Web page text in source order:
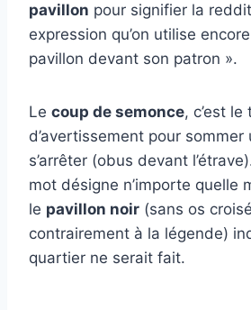
pavillon pour signifier la
expression qu’on utilise
pavillon devant son patron ».
Le coup de semonce, c’est le
d’avertissement pour sommer
s’arrêter (obus devant
mot désigne n’importe quelle
le pavillon noir (sans os
contrairement à la légende)
quartier ne serait fait.